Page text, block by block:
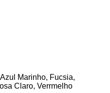
Marinho, Fucsia,
Claro, Verrmelho